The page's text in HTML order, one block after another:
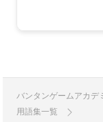
バンタンゲームアカデ
用語集一覧